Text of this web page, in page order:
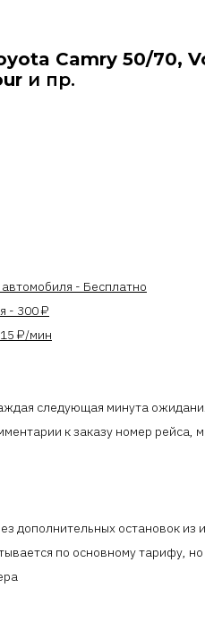
Camry 50/70,
и пр.
- Бесплатно
- 300 ₽
₽/мин
следующая минута
к заказу номер рейса,
дополнительных остановок
по основному тарифу,